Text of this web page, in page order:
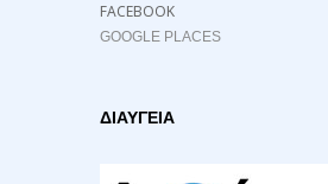
FACEBOOK
GOOGLE PLACES
ΔΙΑΥΓΕΙΑ